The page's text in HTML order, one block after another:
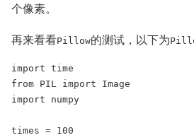
个像素。
再来看看Pillow的测试，以下为
import time
from PIL import Image
import numpy
times = 100